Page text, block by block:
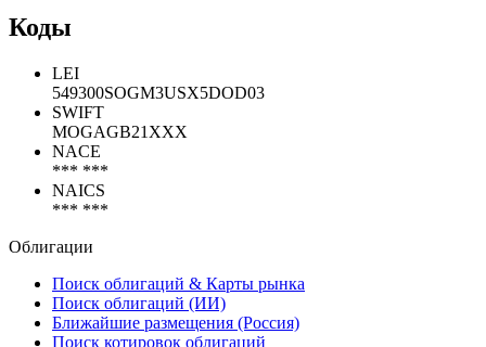
378...
Коды
LEI
549300SOGM3USX5DOD03
SWIFT
MOGAGB21XXX
*** ***
*** ***
Облигации